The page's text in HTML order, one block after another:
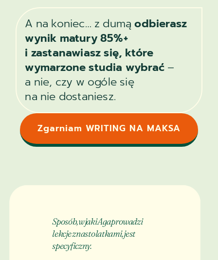
A na koniec… z dumąodbierasz
wynik matury 85%+
i zastanawiasz się, które
wymarzone studia wybrać –
a nie, czy w ogóle się
na nie dostaniesz.
Zgarniam WRITING NA MAKSA
Sposób, w jaki Aga prowadzi
lekcje z nastolatkami, jest
specyficzny.